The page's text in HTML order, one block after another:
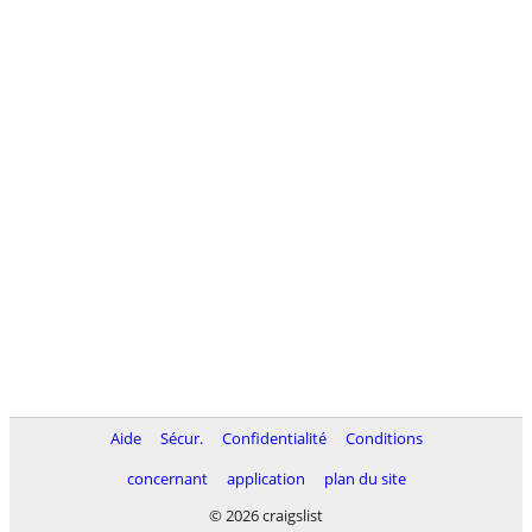
Aide Sécur. Confidentialité
Conditions
concernant
application
plan du site
© 2026 craigslist